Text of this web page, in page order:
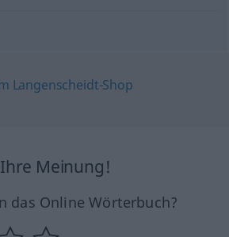
Meinung!
das Online Wörterbuch?